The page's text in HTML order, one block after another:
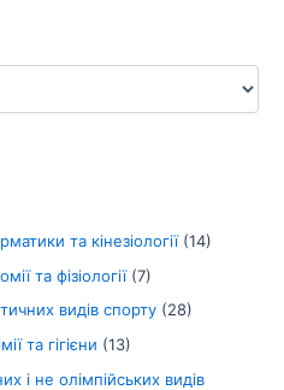
та кінезіології(14)
та фізіології(7)
видів спорту(28)
та гігієни (13)
і не олімпійських видів